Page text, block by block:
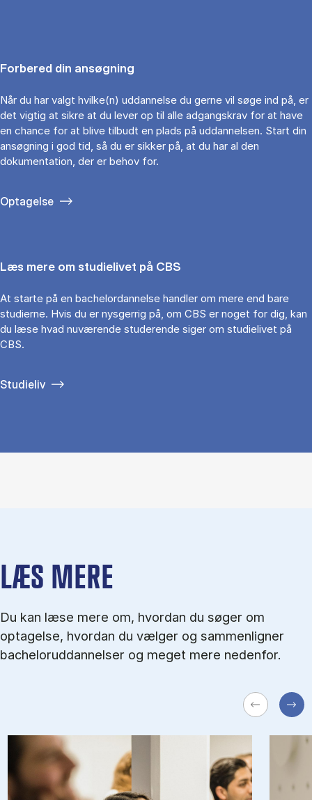
Forbered din ansøgning
Når du har valgt hvilke(n) uddannelse du gerne vil søge ind på, er
det vigtig at sikre at du lever op til alle adgangskrav for at have
en chance for at blive tilbudt en plads på uddannelsen. Start din
ansøgning i god tid, så du er sikker på, at du har al den
dokumentation, der er behov for.
Optagelse
Læs mere om studielivet på CBS
At starte på en bachelordannelse handler om mere end bare
studierne. Hvis du er nysgerrig på, om CBS er noget for dig, kan
du læse hvad nuværende studerende siger om studielivet på
CBS.
Studieliv
LÆS MERE
Du kan læse mere om, hvordan du søger om
optagelse, hvordan du vælger og sammenligner
bacheloruddannelser og meget mere nedenfor.